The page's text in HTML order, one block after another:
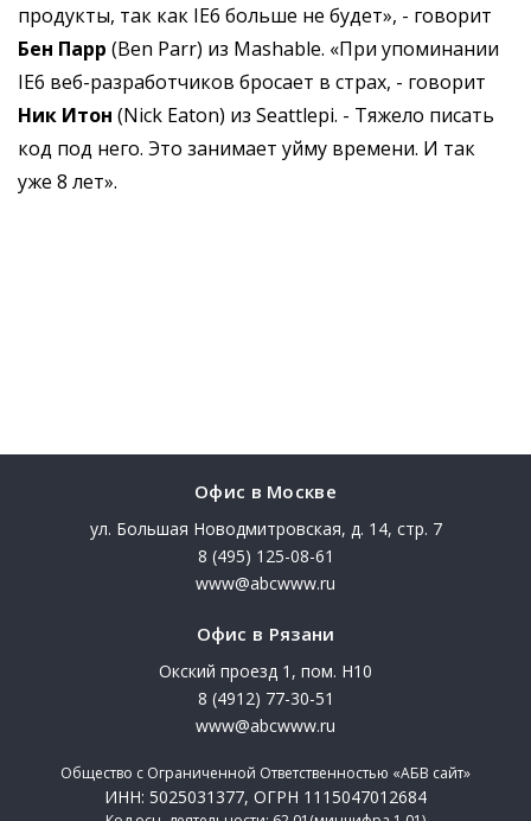
продукты, так как IE6 больше не будет», - говорит
Бен Парр (Ben Parr) из Mashable. «При упоминании
IE6 веб-разработчиков бросает в страх, - говорит
Ник Итон (Nick Eaton) из Seattlepi. - Тяжело писать
код под него. Это занимает уйму времени. И так
уже 8 лет».
Офис в Москве
ул. Большая Новодмитровская, д. 14, стр. 7
8 (495) 125-08-61
www@abcwww.ru
Офис в Рязани
Окский проезд 1, пом. Н10
8 (4912) 77-30-51
www@abcwww.ru
Общество с Ограниченной Ответственностью «АБВ сайт»
ИНН: 5025031377, ОГРН 1115047012684